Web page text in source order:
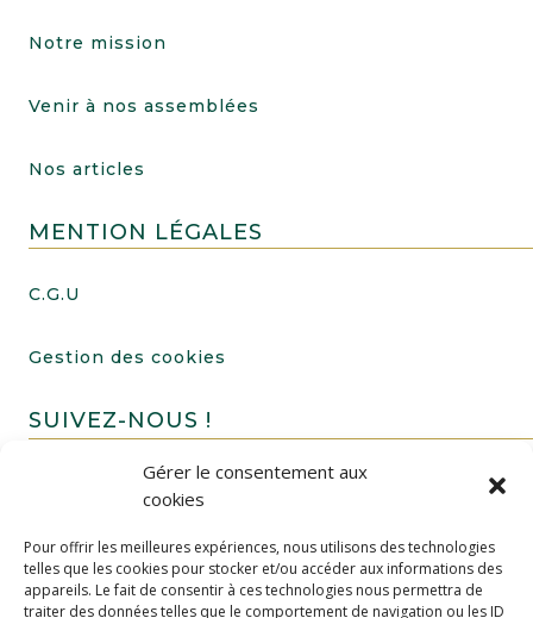
Gérer le consentement aux
cookies
Pour offrir les meilleures expériences, nous utilisons des technologies
telles que les cookies pour stocker et/ou accéder aux informations des
appareils. Le fait de consentir à ces technologies nous permettra de
traiter des données telles que le comportement de navigation ou les ID
Notre mission
Venir à nos assemblées
Nos articles
MENTION LÉGALES
C.G.U
Gestion des cookies
SUIVEZ-NOUS !